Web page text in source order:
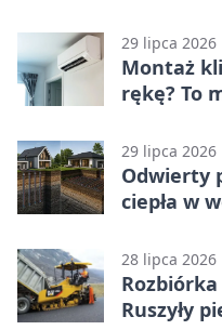
29 lipca 2026
Montaż
rękę? To
29 lipca 2026
Odwierty
ciepła w
28 lipca 2026
Ruszyły